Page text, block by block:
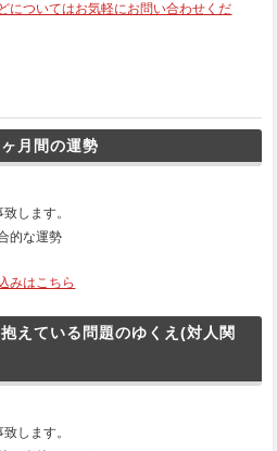
についてはお気軽にお問い合わせくだ
月間の運勢
します。
的な運勢
みはこちら
えている問題のゆくえ(対人関
します。